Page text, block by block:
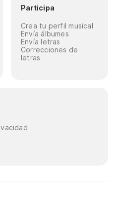
Participa
Crea tu perfil musical
Envía álbumes
Envía letras
Correcciones de
letras